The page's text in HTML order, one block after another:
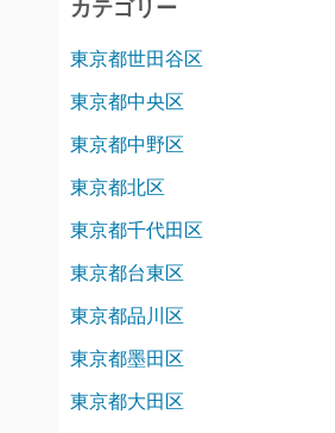
カテゴリー
東京都世田谷区
東京都中央区
東京都中野区
東京都北区
東京都千代田区
東京都台東区
東京都品川区
東京都墨田区
東京都大田区